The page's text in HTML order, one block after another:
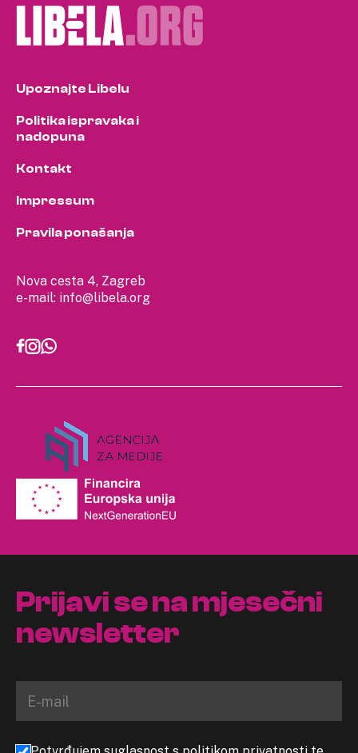
Nova cesta 4, Zagreb
e-mail: info@libela.org
Upoznajte Libelu
Politika ispravaka i
nadopuna
Kontakt
Impressum
Pravila ponašanja
Prijavi se na mjesečni
newsletter